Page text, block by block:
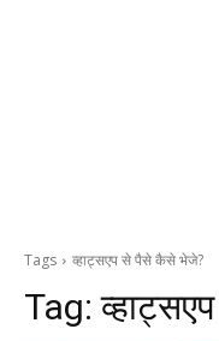
Tags व्हाट्सएप से पैसे कैसे भेजे?
Tag: